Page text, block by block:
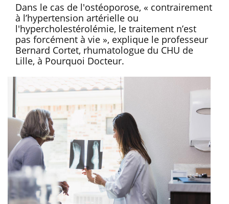
Dans le cas de l'ostéoporose, « contrairement
à l’hypertension artérielle ou
l'hypercholestérolémie, le traitement n’est
pas forcément à vie », explique le professeur
Bernard Cortet, rhumatologue du CHU de
Lille, à Pourquoi Docteur.